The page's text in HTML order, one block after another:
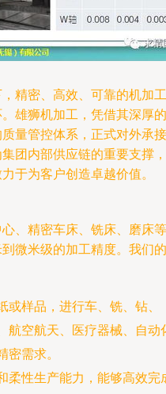
精密、高效、可靠的机加工
雄狮机加工，凭借其深厚的
量管控体系，正式对外承接
团内部供应链的重要支撑，
于为客户创造卓越价值。
、精密车床、铣床、磨床等
微米级的加工精度。我们的
或样品，进行车、铣、钻、
航空航天、医疗器械、自动
密需求。
柔性生产能力，能够高效完